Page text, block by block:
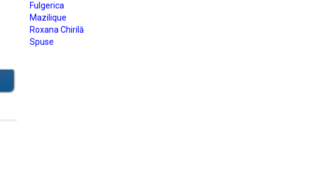
Fulgerica
Mazilique
Roxana Chirilă
Spuse